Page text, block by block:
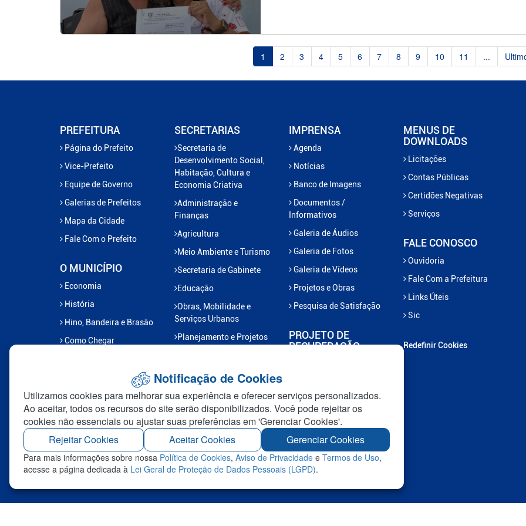
1 2 3 4 5 6 7 8 9 10 11 ...
PREFEITURA
Página do Prefeito
Vice-Prefeito
Equipe de Governo
Galerias de Prefeitos
Mapa da Cidade
Fale Com o Prefeito
O MUNICÍPIO
Economia
História
Hino, Bandeira e Brasão
Como Chegar
SECRETARIAS
Secretaria de
Desenvolvimento Social,
Habitação, Cultura e
Economia Criativa
Administração e
Finanças
Agricultura
Meio Ambiente e Turismo
Secretaria de Gabinete
Educação
Obras, Mobilidade e
Serviços Urbanos
Planejamento e Projetos
Saúde e Saneamento
Esporte e Lazer
Gabinete do Prefeito
Transportes
Administração Distrital
Assuntos Jurídicos
IMPRENSA
Agenda
Notícias
Banco de Imagens
Documentos /
Informativos
Galeria de Áudios
Galeria de Fotos
Galeria de Vídeos
Projetos e Obras
Pesquisa de Satisfação
PROJETO DE
RECUPERAÇÃO
Projeto Nascentes em
Recuperação
MENUS DE
DOWNLOADS
Licitações
Contas Públicas
Certidões Negativas
Serviços
FALE CONOSCO
Ouvidoria
Fale Com a Prefeitura
Links Úteis
Sic
Redefinir Cookies
Notificação de Cookies
Utilizamos cookies para melhorar sua experiência e oferecer serviços personalizados.
Ao aceitar, todos os recursos do site serão disponibilizados. Você pode rejeitar os
cookies não essenciais ou ajustar suas preferências em 'Gerenciar Cookies'.
Rejeitar Cookies
Aceitar Cookies Gerenciar Cookies
Para mais informações sobre nossa Política de Cookies, Aviso de Privacidade e Termos de Uso,
acesse a página dedicada à Lei Geral de Proteção de Dados Pessoais (LGPD).